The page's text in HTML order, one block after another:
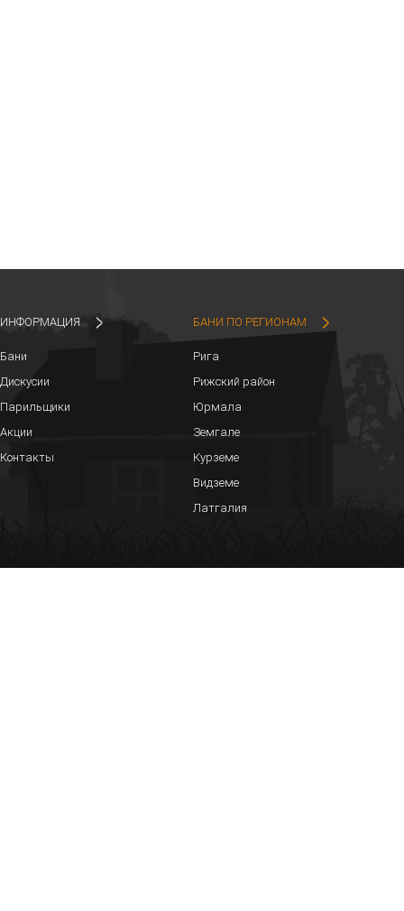
ИНФОРМАЦИЯ
Бани
Дискусии
Парильщики
Акции
Контакты
БАНИ ПО РЕГИОНАМ
Рига
Рижский район
Юрмала
Земгале
Курземе
Видземе
Латгалия